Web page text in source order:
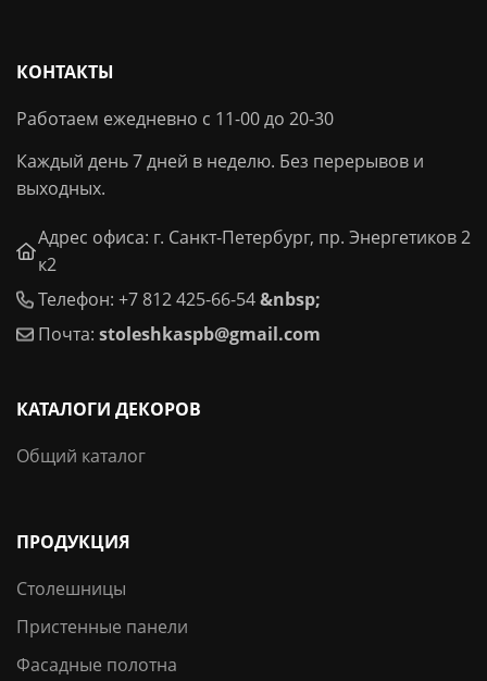
КОНТАКТЫ
Работаем ежедневно с 11-00 до 20-30
Каждый день 7 дней в неделю. Без перерывов и
выходных.
Адрес офиса: г. Санкт-Петербург, пр. Энергетиков 2
к2
Телефон: +7 812 425-66-54&nbsp;
Почта: stoleshkaspb@gmail.com
КАТАЛОГИ ДЕКОРОВ
Общий каталог
ПРОДУКЦИЯ
Столешницы
Пристенные панели
Фасадные полотна